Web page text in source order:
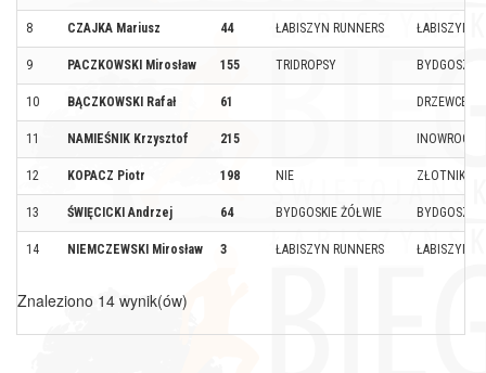
8 CZAJKA Mariusz 44 ŁABISZYN RUNNERS ŁABISZYN
9 PACZKOWSKI Mirosław 155 TRIDROPSY BYDGOSZCZ
10 BĄCZKOWSKI Rafał 61 DRZEWCE
11 NAMIEŚNIK Krzysztof 215
12 KOPACZ Piotr 198 NIE ZŁOTNIKI
13 ŚWIĘCICKI Andrzej 64 BYDGOSKIE ŻÓŁWIE
14 NIEMCZEWSKI Mirosław 3 ŁABISZYN RUNNERS ŁABISZYN
Znaleziono 14 wynik(ów)